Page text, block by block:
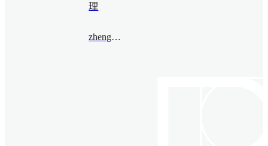
理
zhengyufan@bimsa.cn